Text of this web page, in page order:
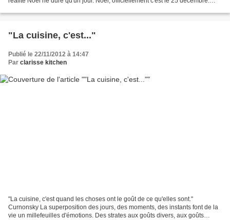
"La cuisine, c'est..."
Publié le 22/11/2012 à 14:47
Par clarisse kitchen
"La cuisine, c'est quand les choses ont le goût de ce qu'elles sont."
Curnonsky La superposition des jours, des moments, des instants font de la
vie un millefeuilles d'émotions. Des strates aux goûts divers, aux goûts